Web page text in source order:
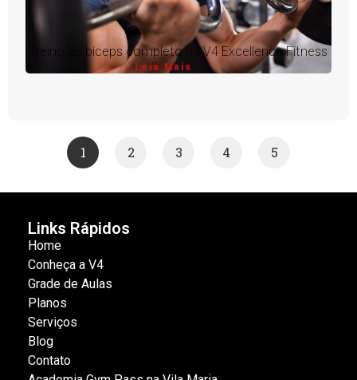
Treino de bíceps completo na V4 Excellence Fitness
Leia Mais
1 2 3 4 5
Links Rápidos
Home
Conheça a V4
Grade de Aulas
Planos
Serviços
Blog
Contato